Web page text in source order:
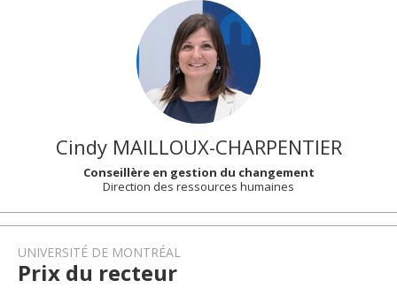
Cindy MAILLOUX-CHARPENTIER
Conseillère en gestion du changement
Direction des ressources humaines
UNIVERSITÉ DE MONTRÉAL
Prix du recteur